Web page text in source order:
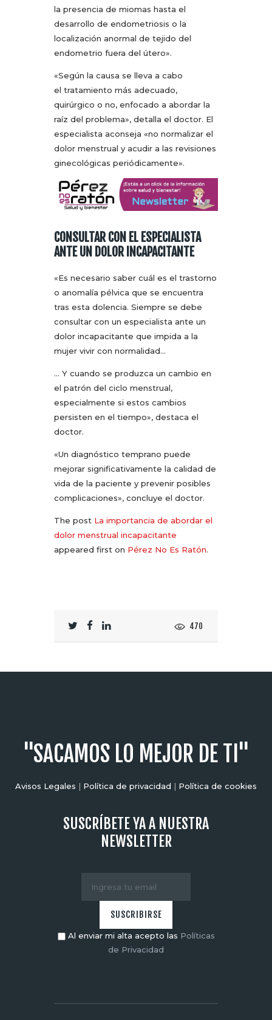
la presencia de miomas hasta el
desarrollo de endometriosis o la
localización anormal de tejido del
endometrio fuera del útero».
«Según la causa se lleva a cabo
el tratamiento más adecuado,
quirúrgico o no, enfocado a abordar la
raíz del problema», detalla el doctor. El
especialista aconseja «no normalizar el
dolor menstrual y acudir a las revisiones
ginecológicas periódicamente».
CONSULTAR CON EL ESPECIALISTA
ANTE UN DOLOR INCAPACITANTE
«Es necesario saber cuál es el trastorno
o anomalía pélvica que se encuentra
tras esta dolencia. Siempre se debe
consultar con un especialista ante un
dolor incapacitante que impida a la
mujer vivir con normalidad…
… Y cuando se produzca un cambio en
el patrón del ciclo menstrual,
especialmente si estos cambios
persisten en el tiempo», destaca el
doctor.
«Un diagnóstico temprano puede
mejorar significativamente la calidad de
vida de la paciente y prevenir posibles
complicaciones», concluye el doctor.
The post La importancia de abordar el
dolor menstrual incapacitante
appeared first on Pérez No Es Ratón.
470
"SACAMOS LO MEJOR DE TI"
Avisos Legales | Política de privacidad | Política de cookies
SUSCRÍBETE YA A NUESTRA
NEWSLETTER
Al enviar mi alta acepto las Políticas
de Privacidad